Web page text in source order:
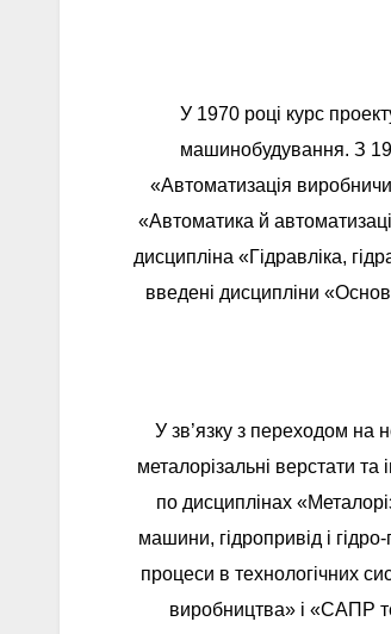
У 1970 році курс
машинобудування. З
«Автоматизація
«Автоматика й
дисципліна «Гідравліка,
введені дисципліни
У зв’язку з переходом на
металорізальні верстати
по дисциплінах
машини, гідропривід і
процеси в технологічних
виробництва» і «САПР